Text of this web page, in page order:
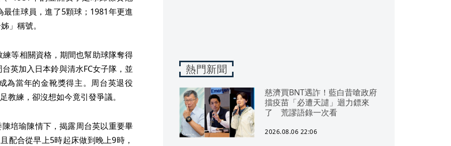
佳球員，進了5顆球；1981年更進
」稱號。
等相關資格，期間也幫助球隊奪得
英加入日本鈴與清水FC女子隊，並
為當年的金靴獎得主。周台英退役
教練，卻沒想如今竟引發爭議。
培瑜陳情下，揭露周台英以重要畢
配合從早上5時起床做到晚上9時，
熱門新聞
慈濟買BNT遇詐！藍白昔嗆政府
擋疫苗「必遭天譴」迴力鏢來
了 荒謬語錄一次看
2026.08.06 22:06